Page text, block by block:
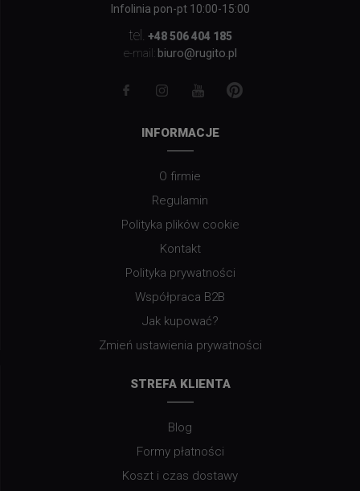
Infolinia pon-pt 10:00-15:00
tel.
+48 506 404 185
e-mail: biuro@rugito.pl
INFORMACJE
O firmie
Regulamin
Polityka plików cookie
Kontakt
Polityka prywatności
Współpraca B2B
Jak kupować?
Zmień ustawienia prywatności
STREFA KLIENTA
Blog
Formy płatności
Koszt i czas dostawy